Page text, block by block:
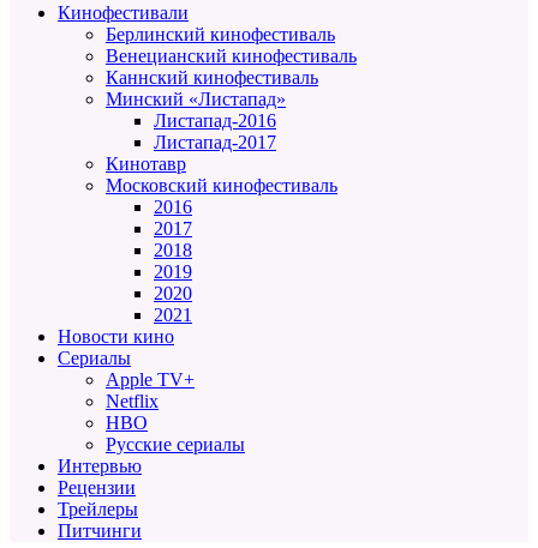
Кинофестивали
Берлинский кинофестиваль
Венецианский кинофестиваль
Каннский кинофестиваль
Минский «Листапад»
Листапад-2016
Листапад-2017
Кинотавр
Московский кинофестиваль
2016
2017
2018
2019
2020
2021
Новости кино
Сериалы
Apple TV+
Netflix
HBO
Русские сериалы
Интервью
Рецензии
Трейлеры
Питчинги